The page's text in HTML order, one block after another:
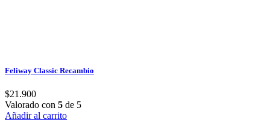
Feliway Classic Recambio
$21.900
Valorado con 5 de 5
Añadir al carrito